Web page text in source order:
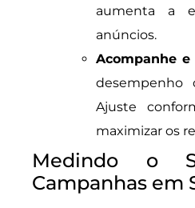
aumenta a
anúncios.
Acompanhe
desempenho
Ajuste
maximizar os
Medindo o
Campanhas em